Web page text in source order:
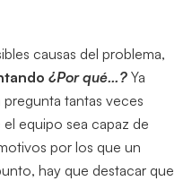
causas del problema,
¿Por qué…? Ya
tantas veces
equipo sea capaz de
por los que un
hay que destacar que